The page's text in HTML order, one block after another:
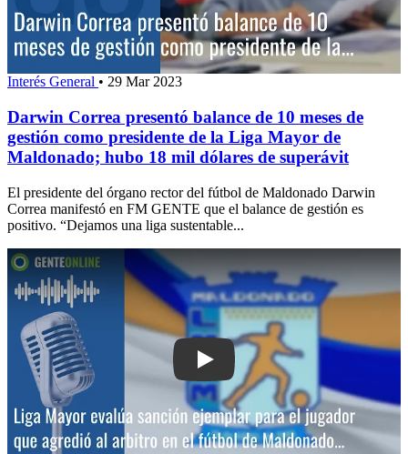
Interés General • 29 Mar 2023
Darwin Correa presentó balance de 10 meses de
gestión como presidente de la Liga Mayor de
Maldonado; hubo 18 mil dólares de superávit
El presidente del órgano rector del fútbol de Maldonado Darwin
Correa manifestó en FM GENTE que el balance de gestión es
positivo. “Dejamos una liga sustentable...
Play: Liga Mayor aplicó la sanción